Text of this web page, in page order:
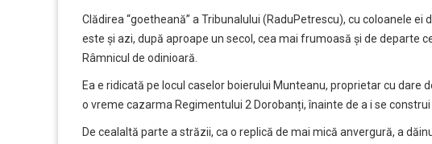
Clădirea “goetheană” a Tribunalului (RaduPetrescu), cu coloanele
este și azi, după aproape un secol, cea mai frumoasă și de departe
Râmnicul de odinioară.
Ea e ridicată pe locul caselor boierului Munteanu, proprietar cu dare
o vreme cazarma Regimentului 2 Dorobanți, înainte de a i se construi
De cealaltă parte a străzii, ca o replică de mai mică anvergură, a